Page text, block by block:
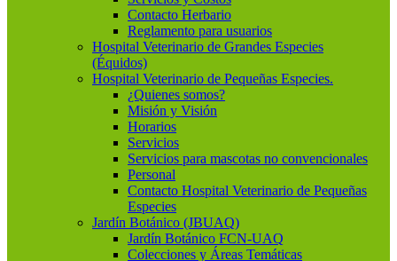
Contacto Herbario
Reglamento para usuarios
Hospital Veterinario de Grandes Especies
(Équidos)
Hospital Veterinario de Pequeñas Especies.
¿Quienes somos?
Misión y Visión
Horarios
Servicios
Servicios para mascotas no convencionales
Personal
Contacto Hospital Veterinario de Pequeñas
Especies
Jardín Botánico (JBUAQ)
Jardín Botánico FCN-UAQ
Colecciones y Áreas Temáticas